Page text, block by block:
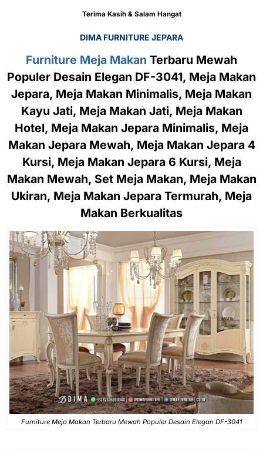
Terima Kasih & Salam Hangat
DIMA FURNITURE JEPARA
Furniture Meja Makan Terbaru Mewah
Populer Desain Elegan DF-3041, Meja Makan
Jepara, Meja Makan Minimalis, Meja Makan
Kayu Jati, Meja Makan Jati, Meja Makan
Hotel, Meja Makan Jepara Minimalis, Meja
Makan Jepara Mewah, Meja Makan Jepara 4
Kursi, Meja Makan Jepara 6 Kursi, Meja
Makan Mewah, Set Meja Makan, Meja Makan
Ukiran, Meja Makan Jepara Termurah, Meja
Makan Berkualitas
Furniture Meja Makan Terbaru Mewah Populer Desain Elegan DF-3041